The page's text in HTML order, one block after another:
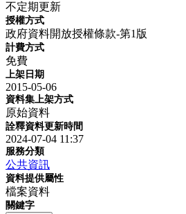
不定期更新
授權方式
政府資料開放授權條款-第1版
計費方式
免費
上架日期
2015-05-06
資料集上架方式
原始資料
詮釋資料更新時間
2024-07-04 11:37
服務分類
公共資訊
資料提供屬性
檔案資料
關鍵字